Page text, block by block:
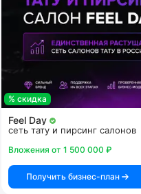
% скидка
Feel Day
сеть тату и пирсинг салонов
Вложения от 1 500 000 ₽
Получить бизнес-план